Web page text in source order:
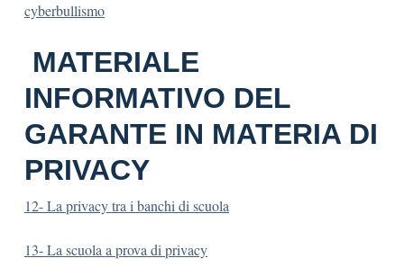
cyberbullismo
MATERIALE
INFORMATIVO DEL
GARANTE IN MATERIA DI
PRIVACY
12- La privacy tra i banchi di scuola
13- La scuola a prova di privacy